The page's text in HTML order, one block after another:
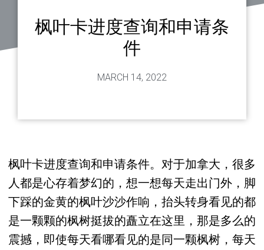
枫叶卡进度查询和申请条
件
MARCH 14, 2022
枫叶卡进度查询和申请条件。对于加拿大，很多
人都是心存着梦幻的，想一想每天走出门外，脚
下踩的金黄的枫叶沙沙作响，抬头转身看见的都
是一颗颗的枫树挺拔的矗立在这里，那是多么的
震撼，即使每天看哪看见的是同一颗枫树，每天